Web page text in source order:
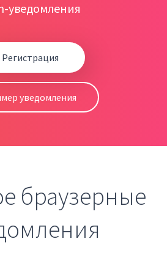
уведомления
Регистрация
уведомления
браузерные